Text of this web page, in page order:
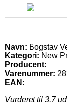
Navn: Bogstav
Kategori: New
Producent:
Varenummer:
EAN:
Vurderet til 3.7ud